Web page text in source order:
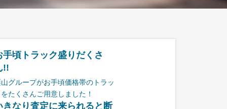
手頃トラック盛りだくさ
!!
グループがお手頃価格帯のトラッ
たくさんご用意しました！
きなり査定に来られると断